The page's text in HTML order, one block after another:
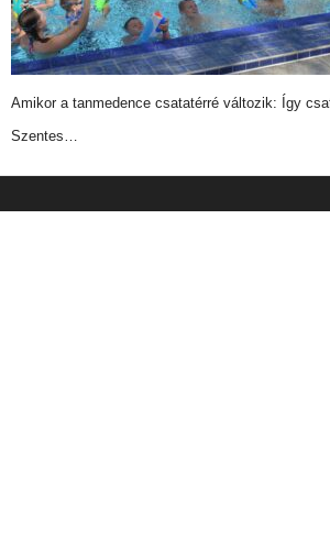
Amikor a tanmedence csatatérré változik: Így
Szentes…